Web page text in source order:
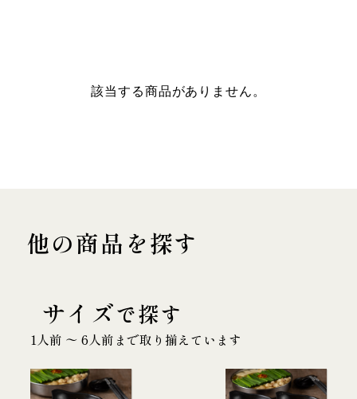
該当する商品がありません。
他の商品を探す
サイズで探す
1人前 〜 6人前まで取り揃えています